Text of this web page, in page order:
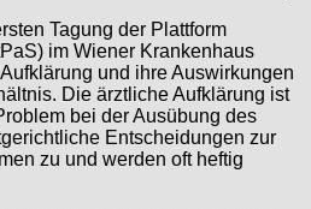
Tagung der Plattform
im Wiener Krankenhaus
und ihre Auswirkungen
Die ärztliche Aufklärung ist
bei der Ausübung des
Entscheidungen zur
zu und werden oft heftig